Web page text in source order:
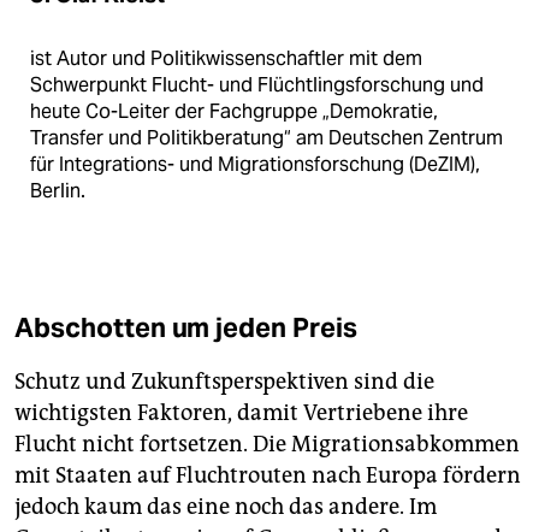
ist Autor und Politikwissenschaftler mit dem
Schwerpunkt Flucht- und Flüchtlingsforschung und
heute Co-Leiter der Fachgruppe „Demokratie,
Transfer und Politikberatung“ am Deutschen Zentrum
für Integrations- und Migrationsforschung (DeZIM),
Berlin.
Abschotten um jeden Preis
Schutz und Zukunftsperspektiven sind die
wichtigsten Faktoren, damit Vertriebene ihre
Flucht nicht fortsetzen. Die Migrationsabkommen
mit Staaten auf Fluchtrouten nach Europa fördern
jedoch kaum das eine noch das andere. Im